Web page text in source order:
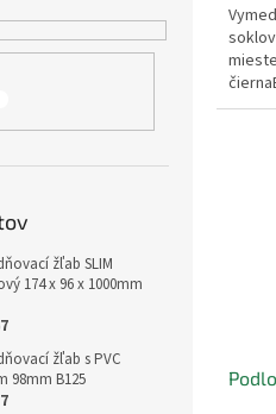
žľab SLIM
174 x 96 x 1000mm
žľab s PVC
98mm B125